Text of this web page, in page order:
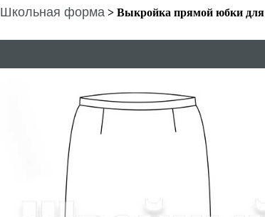
Школьная форма > Выкройка прямой юбки для